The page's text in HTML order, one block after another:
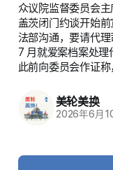
众议院监督委员会
盖茨闭门约谈开始
法部沟通，要请代理
7 月就爱案档案处
此前向委员会作证
美轮美换
2026年6月